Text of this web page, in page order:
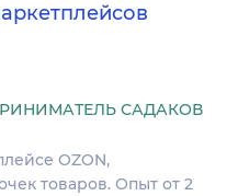
САДАКОВ
OZON,
товаров. Опыт от 2